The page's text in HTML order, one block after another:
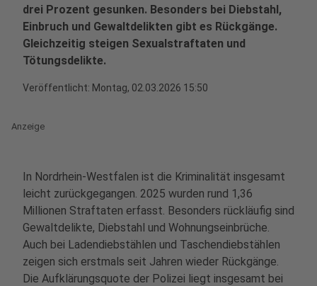
drei Prozent gesunken. Besonders bei Diebstahl,
Einbruch und Gewaltdelikten gibt es Rückgänge.
Gleichzeitig steigen Sexualstraftaten und
Tötungsdelikte.
Veröffentlicht: Montag, 02.03.2026 15:50
Anzeige
In Nordrhein-Westfalen ist die Kriminalität insgesamt
leicht zurückgegangen. 2025 wurden rund 1,36
Millionen Straftaten erfasst. Besonders rückläufig sind
Gewaltdelikte, Diebstahl und Wohnungseinbrüche.
Auch bei Ladendiebstählen und Taschendiebstählen
zeigen sich erstmals seit Jahren wieder Rückgänge.
Die Aufklärungsquote der Polizei liegt insgesamt bei